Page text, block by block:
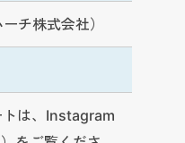
チ株式会社）
トは、Instagram